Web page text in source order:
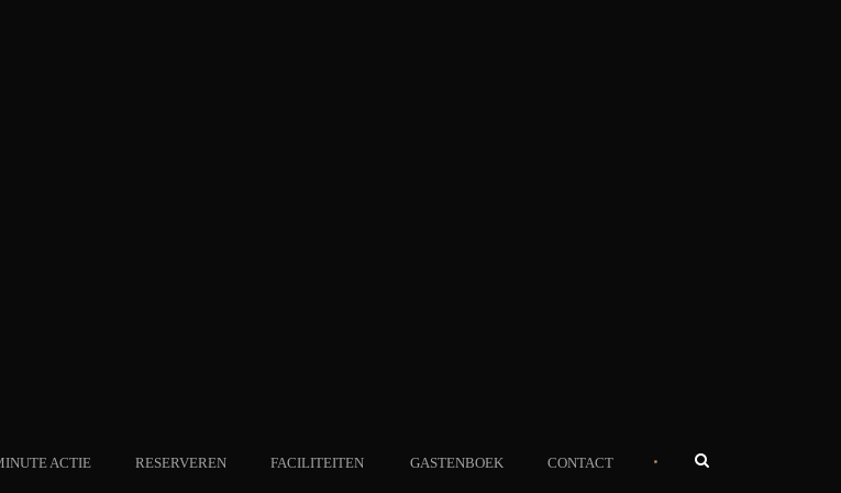
ACTIE RESERVEREN FACILITEITEN GASTENBOEK CONTACT •